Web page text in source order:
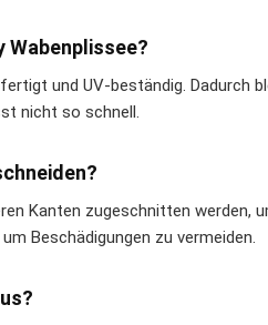
Wabenplissee?
und UV-beständig. Dadurch
nicht so schnell.
Kanten zugeschnitten werden,
Beschädigungen zu vermeiden.